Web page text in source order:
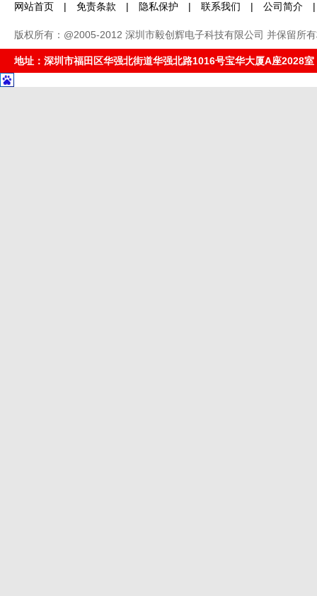
网站首页 | 免责条款 | 隐私保护 | 联系我们 | 公司简介
版权所有：@2005-2012 深圳市毅创辉电子科技有限公司 并保留所
地址：深圳市福田区华强北街道华强北路1016号宝华大厦A座